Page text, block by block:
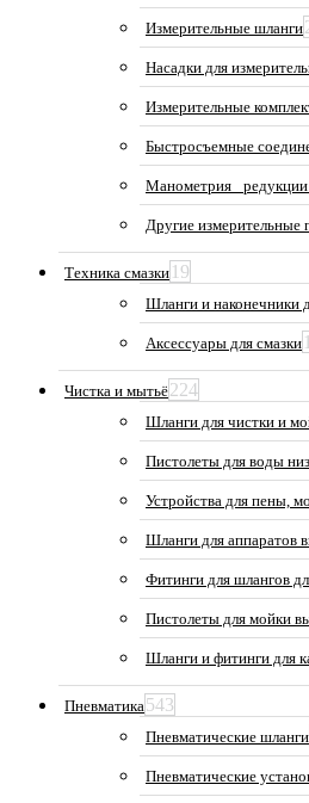
Измерительные шланги
Насадки для
Измерительные
Быстросъемные
Манометрия_
Другие измерительные
Техника смазки 19
Шланги и наконечники
Аксессуары для смазки
Чистка и мытьё224
Шланги для чистки и
Пистолеты для воды
Устройства для пены,
Шланги для аппаратов
Фитинги для шлангов
Пистолеты для мойки
Шланги и фитинги для
Пневматика543
Пневматические шланги
Пневматические